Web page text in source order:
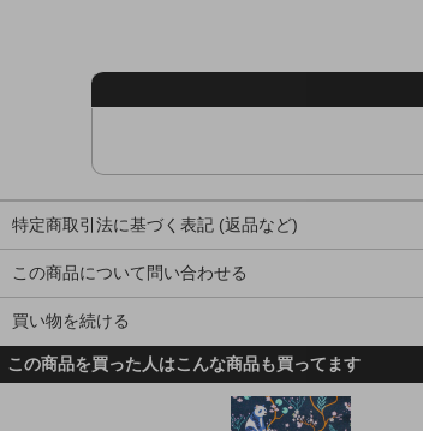
特定商取引法に基づく表記 (返品など)
この商品について問い合わせる
買い物を続ける
この商品を買った人はこんな商品も買ってます